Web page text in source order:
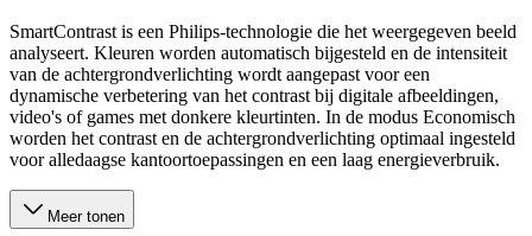
SmartContrast is een Philips-technologie die het weergegeven beeld
analyseert. Kleuren worden automatisch bijgesteld en de intensiteit
van de achtergrondverlichting wordt aangepast voor een
dynamische verbetering van het contrast bij digitale afbeeldingen,
video's of games met donkere kleurtinten. In de modus Economisch
worden het contrast en de achtergrondverlichting optimaal ingesteld
voor alledaagse kantoortoepassingen en een laag energieverbruik.
Meer tonen